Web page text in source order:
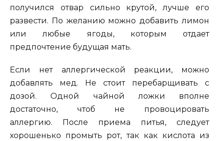
получился отвар сильно крутой, лучше его
развести. По желанию можно добавить лимон
или любые ягоды, которым отдает
предпочтение будущая мать.
Если нет аллергической реакции, можно
добавлять мед. Не стоит перебарщивать с
дозой. Одной чайной ложки вполне
достаточно, чтоб не провоцировать
аллергию. После приема питья, следует
хорошенько промыть рот, так как кислота из